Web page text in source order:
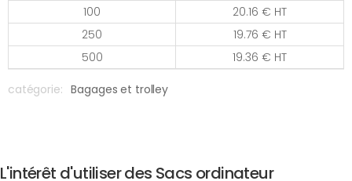
100
20.16 € HT
250
19.76 € HT
500
19.36 € HT
catégorie: Bagages et trolley
L'intérêt d'utiliser des Sacs ordinateur